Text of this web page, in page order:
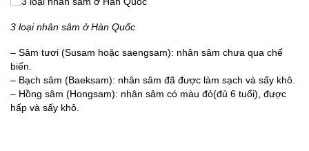
3 loại nhân sâm ở Hàn Quốc
– Sâm tươi (Susam hoặc saengsam): nhân sâm chưa qua chế
biến.
– Bạch sâm (Baeksam): nhân sâm đã được làm sạch và sấy khô.
– Hồng sâm (Hongsam): nhân sâm có màu đỏ(đủ 6 tuổi), được
hấp và sấy khô.